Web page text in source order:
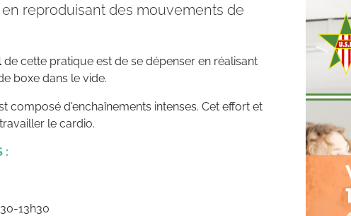
reproduisant des mouvements de
de cette pratique est de se dépenser en réalisant
boxe dans le vide.
composé d'enchaînements intenses. Cet effort et
le cardio.
:
13h30